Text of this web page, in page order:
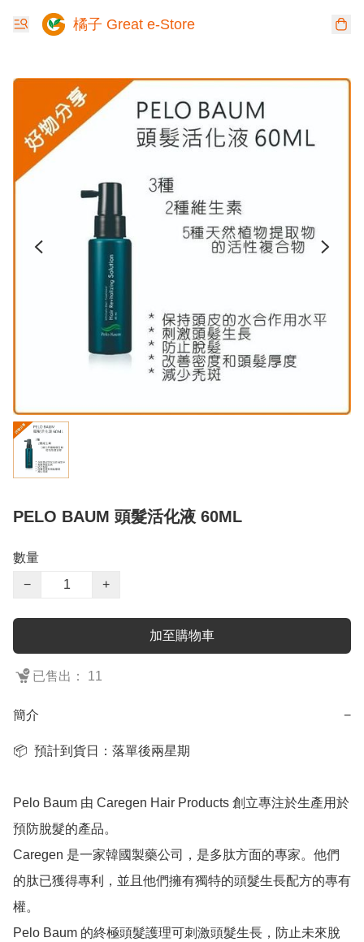
橘子 Great e-Store
PELO BAUM 頭髮活化液 60ML
數量
−
+
加至購物車
已售出： 11
簡介 −
📦  預計到貨日：落單後兩星期
Pelo Baum 由 Caregen Hair Products 創立專注於生產用於
預防脫髮的產品。
Caregen 是一家韓國製藥公司，是多肽方面的專家。他們
的肽已獲得專利，並且他們擁有獨特的頭髮生長配方的專有
權。
Pelo Baum 的終極頭髮護理可刺激頭髮生長，防止未來脫